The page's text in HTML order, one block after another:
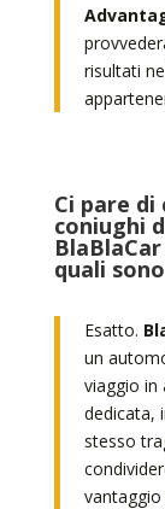
risultati
Ci pare di
coniughi
quali
Esatto.
un
viaggio in
dedicata,
stesso
vantaggio